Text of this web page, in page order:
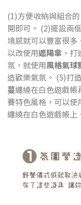
(1)方便收納與組合的
開即可。 (2)擺設兩
境感就可以豐富很
以改使用遮陽傘 ，
氛，就使用風格氣球
造歡樂氣氛。 (5)打
蔓纏繞在白色遊戲帳
賽特色風格，可以使
纏繞在白色遊戲帳上